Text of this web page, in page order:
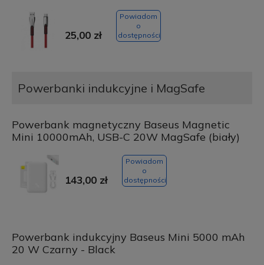
25,00 zł
Powiadom
o
dostępności
Powerbanki indukcyjne i MagSafe
Powerbank magnetyczny Baseus Magnetic
Mini 10000mAh, USB-C 20W MagSafe (biały)
143,00 zł
Powiadom
o
dostępności
Powerbank indukcyjny Baseus Mini 5000 mAh
20 W Czarny - Black